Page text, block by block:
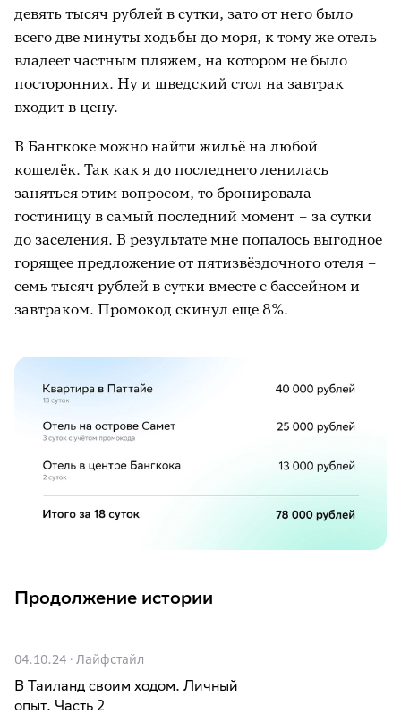
девять тысяч рублей в сутки, зато от него было
всего две минуты ходьбы до моря, к тому же отель
владеет частным пляжем, на котором не было
посторонних. Ну и шведский стол на завтрак
входит в цену.
В Бангкоке можно найти жильё на любой
кошелёк. Так как я до последнего ленилась
заняться этим вопросом, то бронировала
гостиницу в самый последний момент – за сутки
до заселения. В результате мне попалось выгодное
горящее предложение от пятизвёздочного отеля –
семь тысяч рублей в сутки вместе с бассейном и
завтраком. Промокод скинул еще 8%.
Продолжение истории
04.10.24 · Лайфстайл
В Таиланд своим ходом. Личный
опыт. Часть 2